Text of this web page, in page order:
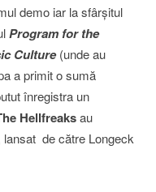
demo iar la sfârşitul
Program for the
Culture(unde au
a primit osumă
înregistra un
Hellfreaksau
de către Longeck